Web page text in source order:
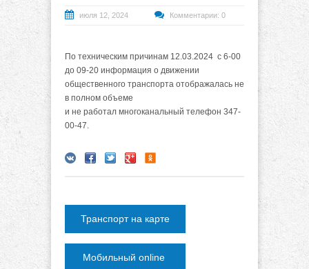
июля 12, 2024 Комментарии: 0
По техническим причинам 12.03.2024 с 6-00
до 09-20 информация о движении
общественного транспорта отображалась не
в полном объеме
и не работал многоканальный телефон 347-
00-47.
Транспорт на карте
Мобильный online